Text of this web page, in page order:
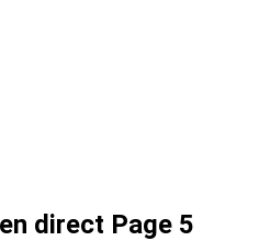
direct Page 5